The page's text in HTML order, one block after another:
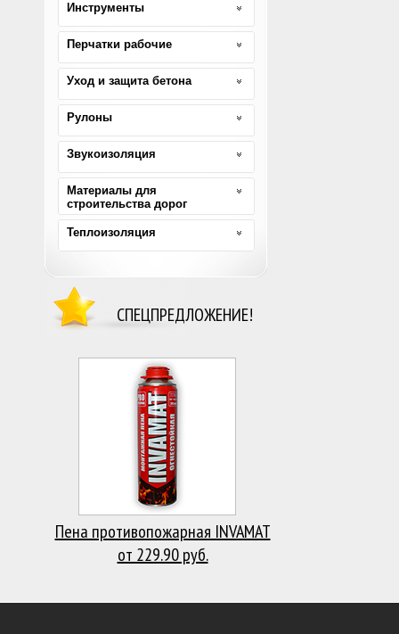
Инструменты
Перчатки рабочие
Уход и защита бетона
Рулоны
Звукоизоляция
Материалы для
строительства дорог
Теплоизоляция
СПЕЦПРЕДЛОЖЕНИЕ!
Пена противопожарная INVAMAT
от 229.90 руб.